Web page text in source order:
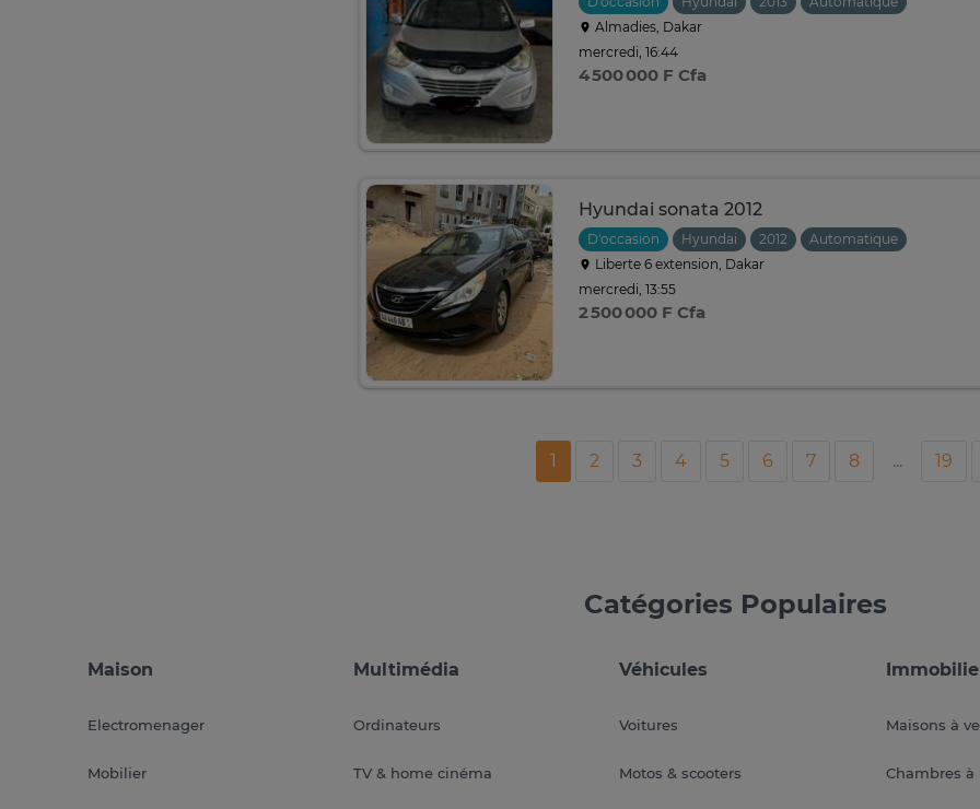
Almadies, Dakar
mercredi, 16:44
4 500 000 F Cfa
Hyundai sonata 2012
D'occasion Hyundai 2012
Automatique
Liberte 6 extension, Dakar
mercredi, 13:55
2 500 000 F Cfa
1 2 3 4 5 6 7 8 ... 19
Catégories Populaires
Maison
Electromenager
Mobilier
Multimédia
Ordinateurs
TV & home cinéma
Véhicules
Voitures
Motos & scooters
Maisons à
Chambres à